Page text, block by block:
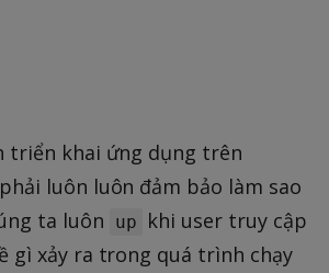
triển khai ứng dụng trên
luôn luôn đảm bảo làm sao
ta luôn
up
khi user truy cập
gì xảy ra trong quá trình chạy